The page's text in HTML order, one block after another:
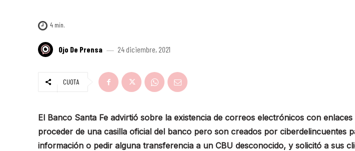
4 min.
Ojo De Prensa 24 diciembre, 2021
CUOTA
El Banco Santa Fe advirtió sobre la existencia de correos electrónicos con
proceder de una casilla oficial del banco pero son creados por ciberdelincuentes
información o pedir alguna transferencia a un CBU desconocido, y solicitó a sus